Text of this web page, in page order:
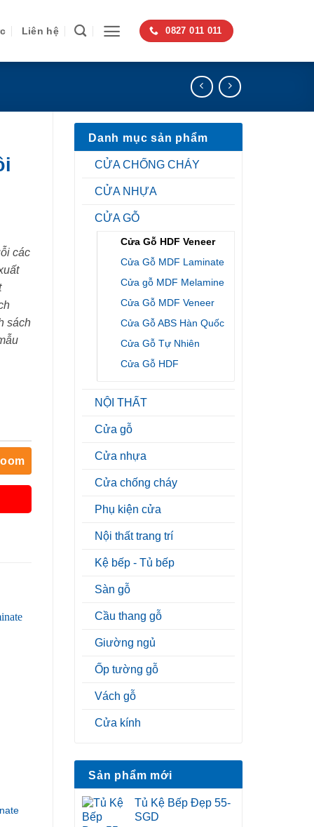
Liên hệ 0827 011 011
Danh mục sản phẩm
CỬA CHỐNG CHÁY
CỬA NHỰA
CỬA GỖ
Cửa Gỗ HDF Veneer
Cửa Gỗ MDF Laminate
Cửa gỗ MDF Melamine
Cửa Gỗ MDF Veneer
Cửa Gỗ ABS Hàn Quốc
Cửa Gỗ Tự Nhiên
Cửa Gỗ HDF
NỘI THẤT
Cửa gỗ
Cửa nhựa
Cửa chống cháy
Phụ kiện cửa
Nội thất trang trí
Kệ bếp - Tủ bếp
Sàn gỗ
Cầu thang gỗ
Giường ngủ
Ốp tường gỗ
Vách gỗ
Cửa kính
Sản phẩm mới
Tủ Kệ Bếp Đẹp 55-
SGD
các
sách